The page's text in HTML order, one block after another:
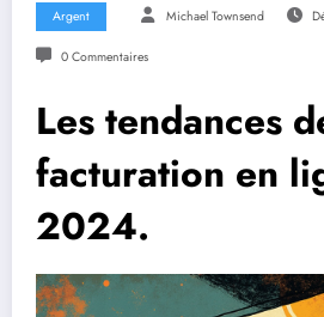
Argent Michael Townsend
0 Commentaires
Les tendances
facturation en
2024.